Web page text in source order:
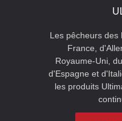
Les pêcheurs des
France,
Royaume-Uni,
d'Espagne et
les produits